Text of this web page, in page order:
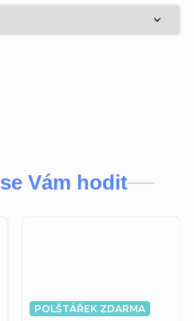
Vám hodit
POLŠTÁŘEK ZDARMA